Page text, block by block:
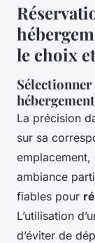
le choix
La précision
sur sa
ambiance
fiables pour
L’utilisation
d’éviter de